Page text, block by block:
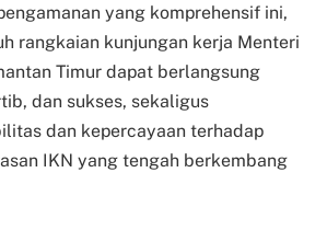
yang komprehensif ini,
rangkaian kunjungan kerja Menteri
Timur dapat berlangsung
dan sukses, sekaligus
dan kepercayaan terhadap
IKN yang tengah berkembang